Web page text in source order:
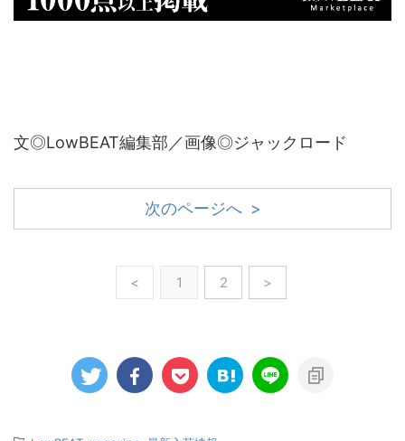
文◎LowBEAT編集部／画像◎ジャックロード
次のページへ >
< 1 2 >